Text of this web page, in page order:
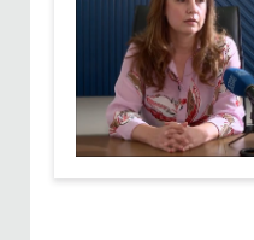
Арбитражен съд